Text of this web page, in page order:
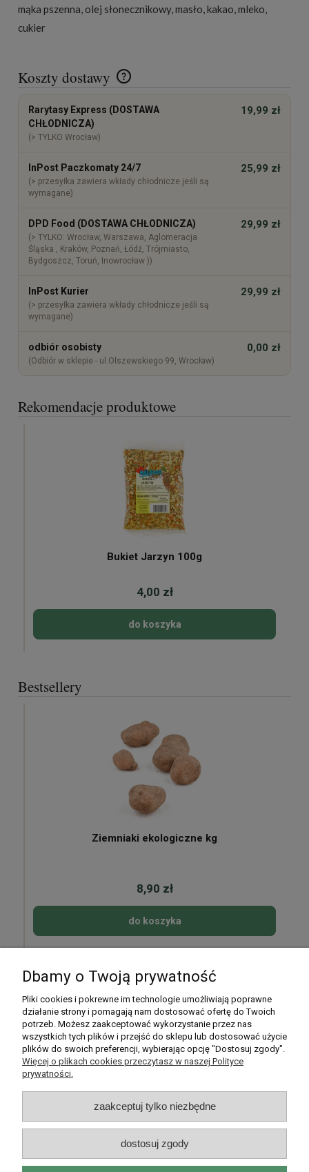
mąka pszenna, olej słonecznikowy, masło, kakao, mleko,
cukier
Koszty dostawy
Cena nie zawiera ewentualnych kosztów płatności
Rarytasy Express (DOSTAWA
CHŁODNICZA)
(> TYLKO Wrocław)
19,99 zł
InPost Paczkomaty 24/7
(> przesyłka zawiera wkłady chłodnicze jeśli są
wymagane)
25,99 zł
DPD Food (DOSTAWA CHŁODNICZA)
(> TYLKO: Wrocław, Warszawa, Aglomeracja
Śląska , Kraków, Poznań, Łódź, Trójmiasto,
Bydgoszcz, Toruń, Inowrocław ))
29,99 zł
InPost Kurier
(> przesyłka zawiera wkłady chłodnicze jeśli są
wymagane)
29,99 zł
odbiór osobisty
(Odbiór w sklepie - ul.Olszewskiego 99, Wrocław)
0,00 zł
Rekomendacje produktowe
Bukiet Jarzyn 100g
4,00 zł
do koszyka
Bestsellery
Ziemniaki ekologiczne kg
8,90 zł
do koszyka
Moje konto
Płatności i dostawa
Informacje
O nas
Dbamy o Twoją prywatność
Pliki cookies i pokrewne im technologie umożliwiają poprawne
działanie strony i pomagają nam dostosować ofertę do Twoich
potrzeb. Możesz zaakceptować wykorzystanie przez nas
wszystkich tych plików i przejść do sklepu lub dostosować użycie
plików do swoich preferencji, wybierając opcję "Dostosuj zgody".
Więcej o plikach cookies przeczytasz w naszej Polityce
prywatności.
zaakceptuj tylko niezbędne
dostosuj zgody